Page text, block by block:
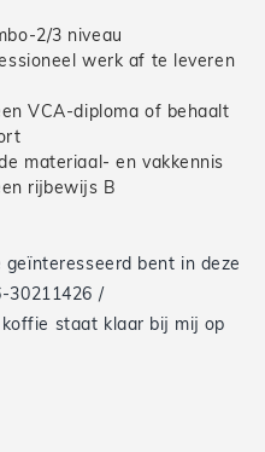
2/3 niveau
werk af te leveren
VCA-diploma of behaalt
materiaal- en vakkennis
rijbewijs B
bent in deze
30211426 /
staat klaar bij mij op